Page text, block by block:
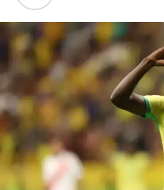
ARGENTINA
COPA DO MUNDO 2026
FUTEBOL INTERNACIONAL
HISTÓRIA DO FUTEBOL
LIONEL ANDRÉS MESSI
MAIOR ARTILHEIRO DAS
MESSI RECORDISTA
ROSÁRIO ARGENTINA
TÍTULOS DE MESSI
PRÓXIMO
Neymar volta e
NÃO PERCA